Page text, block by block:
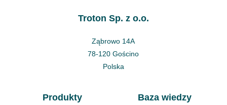
Troton Sp. z o.o.
Ząbrowo 14A
78-120 Gościno
Polska
Produkty Baza wiedzy